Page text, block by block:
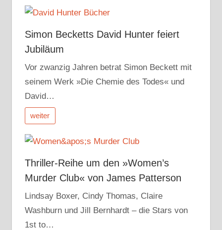
Simon Becketts David Hunter feiert
Jubiläum
Vor zwanzig Jahren betrat Simon Beckett mit
seinem Werk »Die Chemie des Todes« und
David…
weiter
Thriller-Reihe um den »Women’s
Murder Club« von James Patterson
Lindsay Boxer, Cindy Thomas, Claire
Washburn und Jill Bernhardt – die Stars von
1st to…